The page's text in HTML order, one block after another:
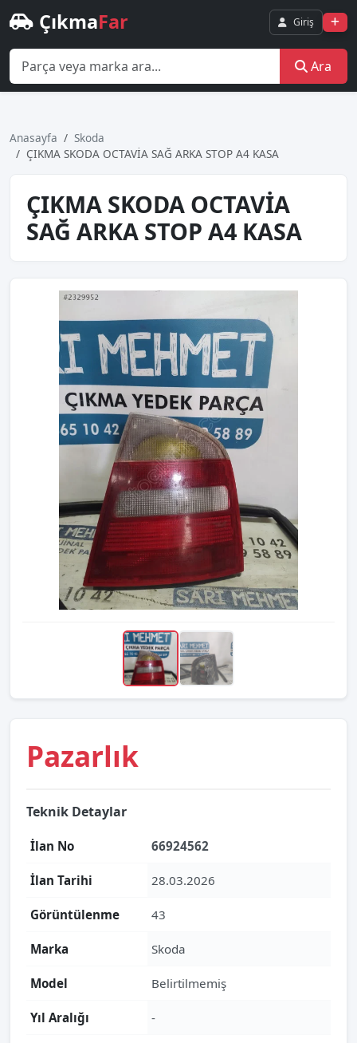
ÇıkmaFar Giriş
Ara
Anasayfa
Skoda
ÇIKMA SKODA OCTAVİA SAĞ ARKA STOP A4 KASA
ÇIKMA SKODA OCTAVİA
SAĞ ARKA STOP A4 KASA
Pazarlık
Teknik Detaylar
İlan No 66924562
İlan Tarihi 28.03.2026
Görüntülenme 43
Marka Skoda
Model Belirtilmemiş
Yıl Aralığı -